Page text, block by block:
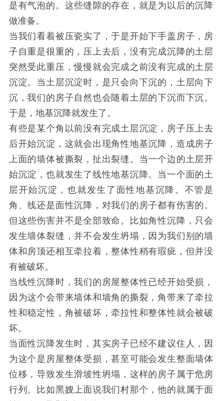
是有气泡的。这些缝隙的存在，就是为以后的沉降
做准备。
当我们看着被压瓷实了，于是开始下手盖房子，房
子自重是很重的，压上去后，没有完成沉降的土层
突然受此重压，慢慢就会完成之前没有完成的土层
沉淀。当土层沉淀时，是只会向下沉的，土层向下
沉，我们的房子自然也会随着土层的下沉而下沉。
于是，地基沉降就发生了。
有些是某个角以前没有完成土层沉淀，房子压上去
后开始沉淀，这就会出现角性地基沉降，造成房子
上面的墙体被撕裂，扯出裂缝。当一个边的土层开
始沉淀，也就发生了线性地基沉降。当一个面的土
层开始沉淀，也就发生了面性地基沉降。不管是
角、线还是面性沉降，对我们的房子都有伤害的。
但这些伤害并不是全部致命。比如角性沉降，只会
发生墙体裂缝，并不会发生坍塌，因为我们别的墙
体和房顶还相互牵拉着，整体性稍有瑕疵，但并没
有被破坏。
当线性沉降时，我们的房屋整体性已经开始受损，
因为这个会带来墙体和墙角的撕裂，角带来了牵拉
性和稳定性，角被破坏，牵拉性和整体性就会被破
坏。
当面性沉降发生时，其实房子已经不建议住人，因
为这个是房屋整体受损，甚至可能会发生整面墙体
位移，导致发生滑坡性坍塌，这样的房子属于危房
行列。比如黑嫂上面说我们村那个，他的就属于面